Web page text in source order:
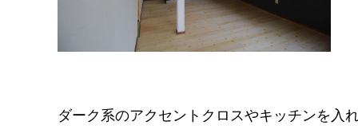
ダーク系のアクセントクロスやキッチンを入れ